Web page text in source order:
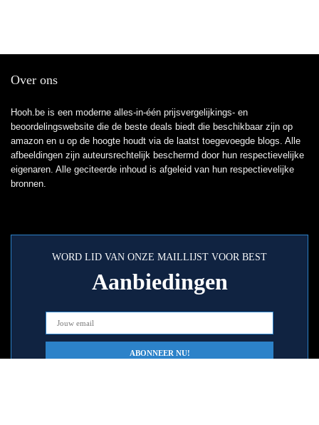
Over ons
Hooh.be is een moderne alles-in-één prijsvergelijkings- en
beoordelingswebsite die de beste deals biedt die beschikbaar zijn op
amazon en u op de hoogte houdt via de laatst toegevoegde blogs. Alle
afbeeldingen zijn auteursrechtelijk beschermd door hun respectievelijke
eigenaren. Alle geciteerde inhoud is afgeleid van hun respectievelijke
bronnen.
WORD LID VAN ONZE MAILLIJST VOOR BEST
Aanbiedingen